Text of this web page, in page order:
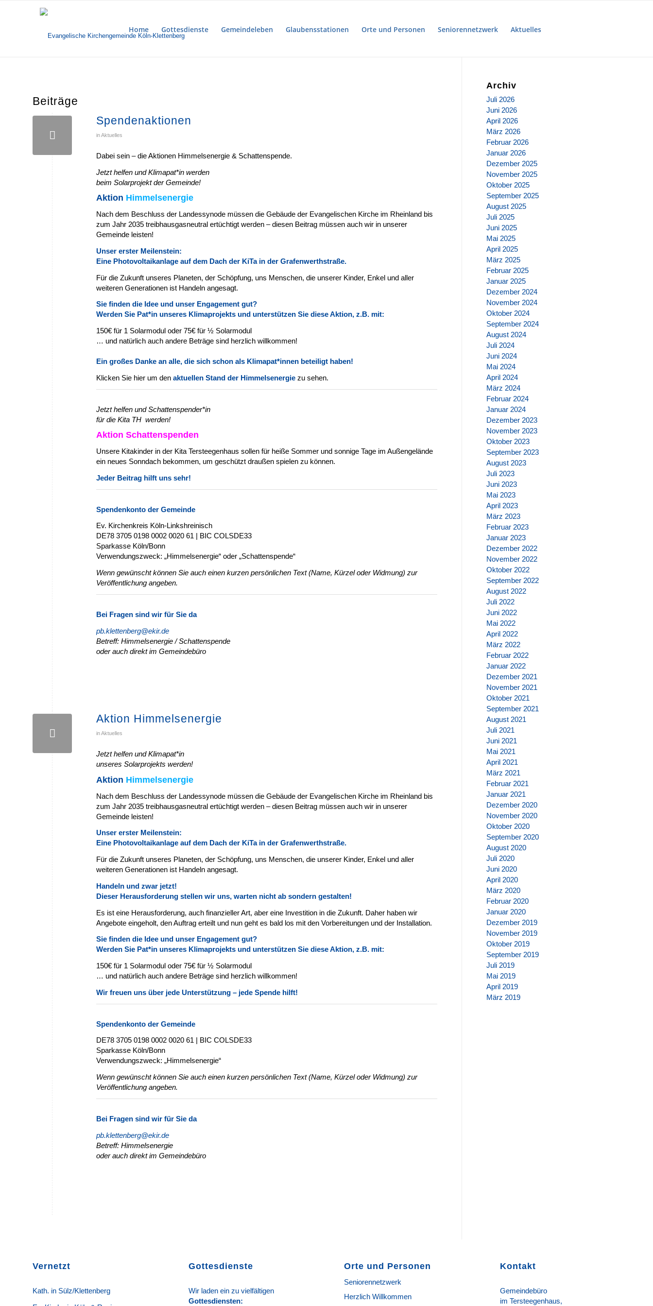
Home Gottesdienste Gemeindeleben Glaubensstationen Orte und Personen Seniorennetzwerk Aktuelles
Beiträge
Spendenaktionen
inAktuelles
Dabei sein – die Aktionen Himmelsenergie & Schattenspende.
Jetzt helfen und Klimapat*in werden
beim Solarprojekt der Gemeinde!
Aktion Himmelsenergie
Nach dem Beschluss der Landessynode müssen die Gebäude der Evangelischen Kirche im Rheinland bis
zum Jahr 2035 treibhausgasneutral ertüchtigt werden – diesen Beitrag müssen auch wir in unserer
Gemeinde leisten!
Unser erster Meilenstein:
Eine Photovoltaikanlage auf dem Dach der KiTa in der Grafenwerthstraße.
Für die Zukunft unseres Planeten, der Schöpfung, uns Menschen, die unserer Kinder, Enkel und aller
weiteren Generationen ist Handeln angesagt.
Sie finden die Idee und unser Engagement gut?
Werden Sie Pat*in unseres Klimaprojekts und unterstützen Sie diese Aktion, z.B. mit:
150€ für 1 Solarmodul oder 75€ für ½ Solarmodul
… und natürlich auch andere Beträge sind herzlich willkommen!
Ein großes Danke an alle, die sich schon als Klimapat*innen beteiligt haben!
Klicken Sie hier um den aktuellen Stand der Himmelsenergie zu sehen.
Jetzt helfen und Schattenspender*in
für die Kita TH werden!
Aktion Schattenspenden
Unsere Kitakinder in der Kita Tersteegenhaus sollen für heiße Sommer und sonnige Tage im Außengelände
ein neues Sonndach bekommen, um geschützt draußen spielen zu können.
Jeder Beitrag hilft uns sehr!
Spendenkonto der Gemeinde
Ev. Kirchenkreis Köln-Linkshreinisch
DE78 3705 0198 0002 0020 61 | BIC COLSDE33
Sparkasse Köln/Bonn
Verwendungszweck: „Himmelsenergie“ oder „Schattenspende“
Wenn gewünscht können Sie auch einen kurzen persönlichen Text (Name, Kürzel oder Widmung) zur
Veröffentlichung angeben.
Bei Fragen sind wir für Sie da
pb.klettenberg@ekir.de
Betreff: Himmelsenergie / Schattenspende
oder auch direkt im Gemeindebüro
Aktion Himmelsenergie
inAktuelles
Jetzt helfen und Klimapat*in
unseres Solarprojekts werden!
Aktion Himmelsenergie
Nach dem Beschluss der Landessynode müssen die Gebäude der Evangelischen Kirche im Rheinland bis
zum Jahr 2035 treibhausgasneutral ertüchtigt werden – diesen Beitrag müssen auch wir in unserer
Gemeinde leisten!
Unser erster Meilenstein:
Eine Photovoltaikanlage auf dem Dach der KiTa in der Grafenwerthstraße.
Für die Zukunft unseres Planeten, der Schöpfung, uns Menschen, die unserer Kinder, Enkel und aller
weiteren Generationen ist Handeln angesagt.
Handeln und zwar jetzt!
Dieser Herausforderung stellen wir uns, warten nicht ab sondern gestalten!
Es ist eine Herausforderung, auch finanzieller Art, aber eine Investition in die Zukunft. Daher haben wir
Angebote eingeholt, den Auftrag erteilt und nun geht es bald los mit den Vorbereitungen und der Installation.
Sie finden die Idee und unser Engagement gut?
Werden Sie Pat*in unseres Klimaprojekts und unterstützen Sie diese Aktion, z.B. mit:
150€ für 1 Solarmodul oder 75€ für ½ Solarmodul
… und natürlich auch andere Beträge sind herzlich willkommen!
Wir freuen uns über jede Unterstützung – jede Spende hilft!
Spendenkonto der Gemeinde
DE78 3705 0198 0002 0020 61 | BIC COLSDE33
Sparkasse Köln/Bonn
Verwendungszweck: „Himmelsenergie“
Wenn gewünscht können Sie auch einen kurzen persönlichen Text (Name, Kürzel oder Widmung) zur
Veröffentlichung angeben.
Bei Fragen sind wir für Sie da
pb.klettenberg@ekir.de
Betreff: Himmelsenergie
oder auch direkt im Gemeindebüro
Archiv
Juli 2026
Juni 2026
April 2026
März 2026
Februar 2026
Januar 2026
Dezember 2025
November 2025
Oktober 2025
September 2025
August 2025
Juli 2025
Juni 2025
Mai 2025
April 2025
März 2025
Februar 2025
Januar 2025
Dezember 2024
November 2024
Oktober 2024
September 2024
August 2024
Juli 2024
Juni 2024
Mai 2024
April 2024
März 2024
Februar 2024
Januar 2024
Dezember 2023
November 2023
Oktober 2023
September 2023
August 2023
Juli 2023
Juni 2023
Mai 2023
April 2023
März 2023
Februar 2023
Januar 2023
Dezember 2022
November 2022
Oktober 2022
September 2022
August 2022
Juli 2022
Juni 2022
Mai 2022
April 2022
März 2022
Februar 2022
Januar 2022
Dezember 2021
November 2021
Oktober 2021
September 2021
August 2021
Juli 2021
Juni 2021
Mai 2021
April 2021
März 2021
Februar 2021
Januar 2021
Dezember 2020
November 2020
Oktober 2020
September 2020
August 2020
Juli 2020
Juni 2020
April 2020
März 2020
Februar 2020
Januar 2020
Dezember 2019
November 2019
Oktober 2019
September 2019
Juli 2019
Mai 2019
April 2019
März 2019
Vernetzt
Kath. in Sülz/Klettenberg
Gottesdienste
Wir laden ein zu vielfältigen
Gottesdiensten:
Orte und Personen
Seniorennetzwerk
Herzlich Willkommen
Kontakt
Gemeindebüro
im Tersteegenhaus,